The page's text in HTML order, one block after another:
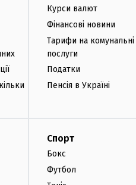
Курси валют
Фінансові новини
Тарифи на комунальні
послуги
Податки
Пенсія в Україні
Спорт
Бокс
Футбол